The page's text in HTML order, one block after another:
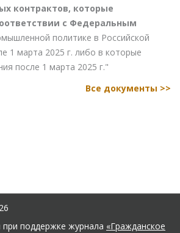
контрактов, которые
с Федеральным
политике в Российской
1 марта 2025 г. либо в которые
после 1 марта 2025 г."
Все документы >>
при поддержке журнала «Гражданское